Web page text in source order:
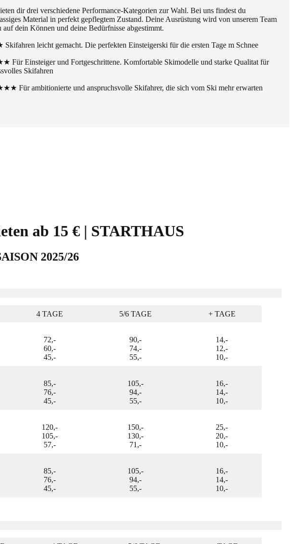
dir drei verschiedene Performance-Kategorien zur Wahl. Bei uns findest du
Material in perfekt gepflegtem Zustand. Deine Ausrüstung wird von unserem Team
auf dein Können und deine Bedürfnisse abgestimmt.
leicht gemacht. Die perfekten Einsteigerski für die ersten Tage m Schnee
Für Einsteiger und Fortgeschrittene. Komfortable Skimodelle und starke Qualitat für
Skifahren
Für ambitionierte und anspruchsvolle Skifahrer, die sich vom Ski mehr erwarten
ab 15 € | STARTHAUS
2025/26
4 TAGE 5/6 TAGE + TAGE
72,-
60,-
45,-
90,-
74,-
55,-
14,-
12,-
10,-
85,-
76,-
45,-
105,-
94,-
55,-
16,-
14,-
10,-
120,-
105,-
57,-
150,-
130,-
71,-
25,-
20,-
10,-
85,-
76,-
45,-
105,-
94,-
55,-
16,-
14,-
10,-